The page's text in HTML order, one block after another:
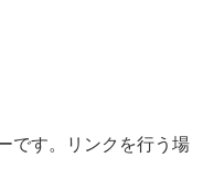
です。リンクを行う場